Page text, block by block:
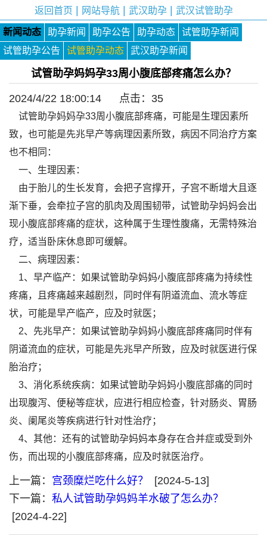
返回首页 网站导航| 武汉助孕| 武汉试管助孕
新闻动态 助孕新闻 助孕公告 助孕动态
试管助孕新闻
试管助孕公告
试管助孕动态 武汉助孕新闻
试管助孕妈妈孕33周小腹底部疼痛怎么办？
2024/4/22 18:00:14 点击： 35
试管助孕妈妈孕33周小腹底部疼痛，可能是生理因素所
致，也可能是先兆早产等病理因素所致，病因不同治疗方案
也不相同：
一、生理因素：
由于胎儿的生长发育，会把子宫撑开，子宫不断增大且逐
渐下垂，会牵拉子宫的肌肉及周围韧带，试管助孕妈妈会出
现小腹底部疼痛的症状，这种属于生理性腹痛，无需特殊治
疗，适当卧床休息即可缓解。
二、病理因素：
1、早产临产：如果试管助孕妈妈小腹底部疼痛为持续性
疼痛，且疼痛越来越剧烈，同时伴有阴道流血、流水等症
状，可能是早产临产，应及时就医；
2、先兆早产：如果试管助孕妈妈小腹底部疼痛同时伴有
阴道流血的症状，可能是先兆早产所致，应及时就医进行保
胎治疗；
3、消化系统疾病：如果试管助孕妈妈小腹底部痛的同时
出现腹泻、便秘等症状，应进行相应检查，针对肠炎、胃肠
炎、阑尾炎等疾病进行针对性治疗；
4、其他：还有的试管助孕妈妈本身存在合并症或受到外
伤，而出现的小腹底部疼痛，应及时就医治疗。
上一篇： 宫颈糜烂吃什么好？
[2024-5-13]
下一篇： 私人试管助孕妈妈羊水破了怎么办？
[2024-4-22]